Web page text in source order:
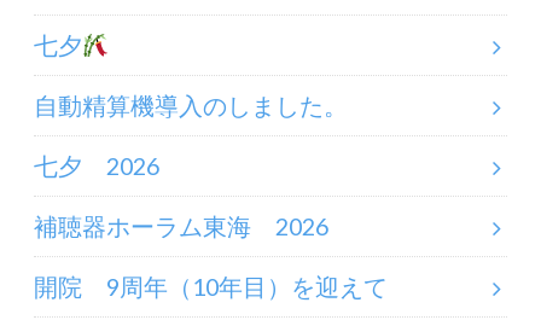
七夕
自動精算機導入のしました。
七夕 2026
補聴器ホーラム東海 2026
開院 9周年（10年目）を迎えて